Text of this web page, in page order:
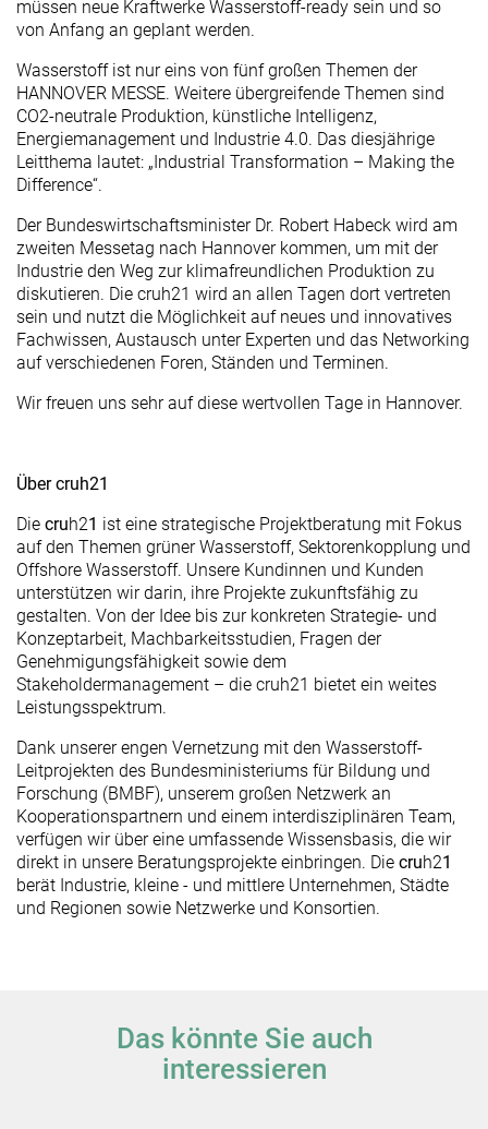
müssen neue Kraftwerke Wasserstoff-ready sein und so
von Anfang an geplant werden.
Wasserstoff ist nur eins von fünf großen Themen der
HANNOVER MESSE. Weitere übergreifende Themen sind
CO2-neutrale Produktion, künstliche Intelligenz,
Energiemanagement und Industrie 4.0. Das diesjährige
Leitthema lautet: „Industrial Transformation – Making the
Difference“.
Der Bundeswirtschaftsminister Dr. Robert Habeck wird am
zweiten Messetag nach Hannover kommen, um mit der
Industrie den Weg zur klimafreundlichen Produktion zu
diskutieren. Die cruh21 wird an allen Tagen dort vertreten
sein und nutzt die Möglichkeit auf neues und innovatives
Fachwissen, Austausch unter Experten und das Networking
auf verschiedenen Foren, Ständen und Terminen.
Wir freuen uns sehr auf diese wertvollen Tage in Hannover.
Über cruh21
Die cruh21 ist eine strategische Projektberatung mit Fokus
auf den Themen grüner Wasserstoff, Sektorenkopplung und
Offshore Wasserstoff. Unsere Kundinnen und Kunden
unterstützen wir darin, ihre Projekte zukunftsfähig zu
gestalten. Von der Idee bis zur konkreten Strategie- und
Konzeptarbeit, Machbarkeitsstudien, Fragen der
Genehmigungsfähigkeit sowie dem
Stakeholdermanagement – die cruh21 bietet ein weites
Leistungsspektrum.
Dank unserer engen Vernetzung mit den Wasserstoff-
Leitprojekten des Bundesministeriums für Bildung und
Forschung (BMBF), unserem großen Netzwerk an
Kooperationspartnern und einem interdisziplinären Team,
verfügen wir über eine umfassende Wissensbasis, die wir
direkt in unsere Beratungsprojekte einbringen. Die cruh21
berät Industrie, kleine - und mittlere Unternehmen, Städte
und Regionen sowie Netzwerke und Konsortien.
Das könnte Sie auch
interessieren